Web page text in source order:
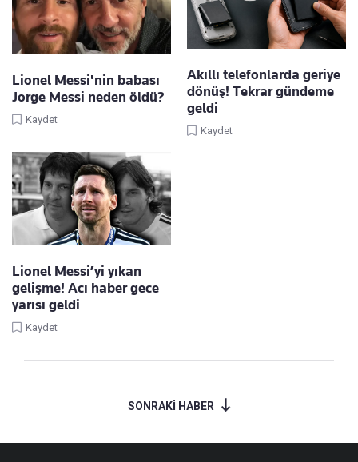
Lionel Messi'nin babası
Jorge Messi neden öldü?
Kaydet
Akıllı telefonlarda geriye
dönüş! Tekrar gündeme
geldi
Kaydet
Lionel Messi’yi yıkan
gelişme! Acı haber gece
yarısı geldi
Kaydet
SONRAKİ HABER